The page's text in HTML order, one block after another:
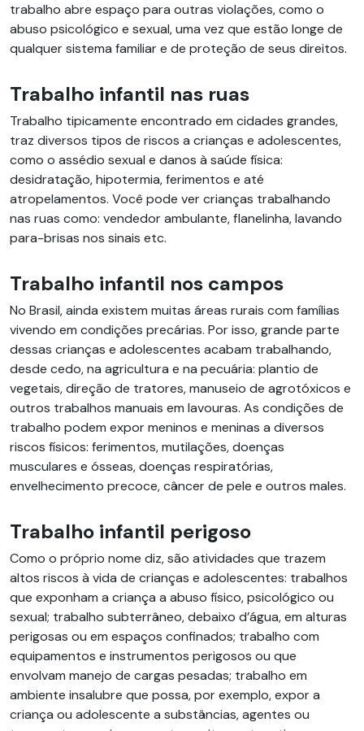
trabalho abre espaço para outras violações, como o
abuso psicológico e sexual, uma vez que estão longe de
qualquer sistema familiar e de proteção de seus direitos.
Trabalho infantil nas ruas
Trabalho tipicamente encontrado em cidades grandes,
traz diversos tipos de riscos a crianças e adolescentes,
como o assédio sexual e danos à saúde física:
desidratação, hipotermia, ferimentos e até
atropelamentos. Você pode ver crianças trabalhando
nas ruas como: vendedor ambulante, flanelinha, lavando
para-brisas nos sinais etc.
Trabalho infantil nos campos
No Brasil, ainda existem muitas áreas rurais com famílias
vivendo em condições precárias. Por isso, grande parte
dessas crianças e adolescentes acabam trabalhando,
desde cedo, na agricultura e na pecuária: plantio de
vegetais, direção de tratores, manuseio de agrotóxicos e
outros trabalhos manuais em lavouras. As condições de
trabalho podem expor meninos e meninas a diversos
riscos físicos: ferimentos, mutilações, doenças
musculares e ósseas, doenças respiratórias,
envelhecimento precoce, câncer de pele e outros males.
Trabalho infantil perigoso
Como o próprio nome diz, são atividades que trazem
altos riscos à vida de crianças e adolescentes: trabalhos
que exponham a criança a abuso físico, psicológico ou
sexual; trabalho subterrâneo, debaixo d’água, em alturas
perigosas ou em espaços confinados; trabalho com
equipamentos e instrumentos perigosos ou que
envolvam manejo de cargas pesadas; trabalho em
ambiente insalubre que possa, por exemplo, expor a
criança ou adolescente a substâncias, agentes ou